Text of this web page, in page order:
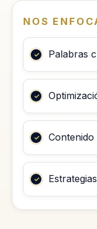
NOS
Palabras